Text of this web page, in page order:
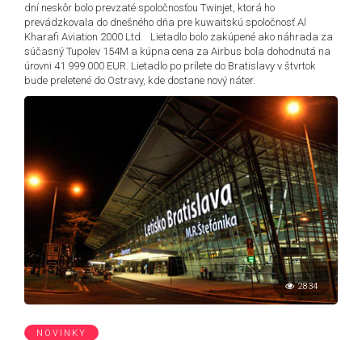
dní neskôr bolo prevzaté spoločnosťou Twinjet, ktorá ho
prevádzkovala do dnešného dňa pre kuwaitskú spoločnosť Al
Kharafi Aviation 2000 Ltd. Lietadlo bolo zakúpené ako náhrada za
súčasný Tupolev 154M a kúpna cena za Airbus bola dohodnutá na
úrovni 41 999 000 EUR. Lietadlo po prílete do Bratislavy v štvrtok
bude preletené do Ostravy, kde dostane nový náter.
2834
NOVINKY